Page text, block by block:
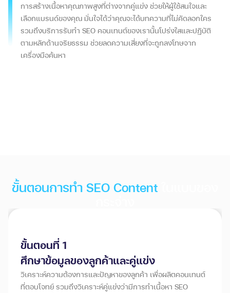
การสร้างเนื้อหาคุณภาพสูงที่ต่างจากคู่แข่ง ช่วยให้ผู้ใช้สนใจและ
เลือกแบรนด์ของคุณ มั่นใจได้ว่าคุณจะได้บทความที่ไม่คัดลอกใคร
รวมถึงบริการรับทำ SEO คอนเทนต์ของเรานั้นโปร่งใสและปฏิบัติ
ตามหลักด้านจริยธรรม ช่วยลดความเสี่ยงที่จะถูกลงโทษจาก
เครื่องมือค้นหา
ขั้นตอนการทำ SEO Content
ขั้นตอนที่ 1
ศึกษาข้อมูลของลูกค้าและคู่แข่ง
วิเคราะห์ความต้องการและปัญหาของลูกค้า เพื่อผลิตคอนเทนต์
ที่ตอบโจทย์ รวมถึงวิเคราะห์คู่แข่งว่ามีการทำเนื้อหา SEO